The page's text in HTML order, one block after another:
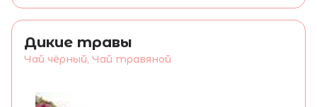
которое идеально подходит для
романтического вечера. Тонизирует,
обмен веществ и улучшает
Дикие травы
Чай чёрный, Чай травяной